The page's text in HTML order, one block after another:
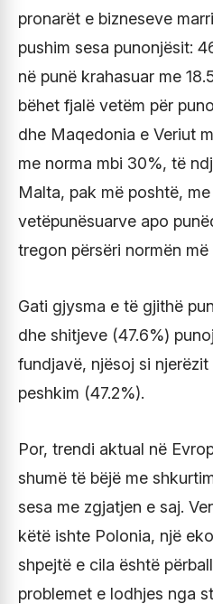
pronarët e bizneseve
pushim sesa punonjësit:
në punë krahasuar me
bëhet fjalë vetëm për
dhe Maqedonia e Veriut
me norma mbi 30%, të
Malta, pak më poshtë,
vetëpunësuarve apo
tregon përsëri normën
Gati gjysma e të gjithë
dhe shitjeve (47.6%)
fundjavë, njësoj si
peshkim (47.2%).
Por, trendi aktual në
shumë të bëjë me
sesa me zgjatjen e saj.
këtë ishte Polonia, një
shpejtë e cila është
problemet e lodhjes nga